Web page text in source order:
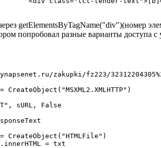
getElementsByTagName("div")(номер
попробовал разные варианты доступа
zakupki/fz223/
CreateObject("MSXML2.XMLHTTP")
sURL, False
CreateObject("HTMLFile")
= txt